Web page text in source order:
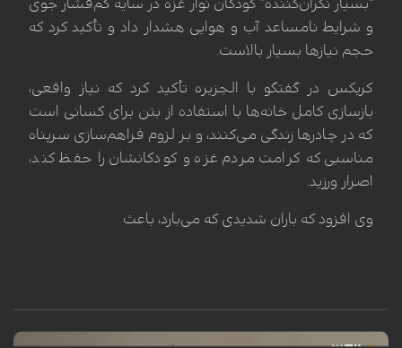
“بسیار نگران‌کننده” کودکان نوار غزه در سایه کم‌فشار جوی
و شرایط نامساعد آب و هوایی هشدار داد و تأکید کرد که
حجم نیازها بسیار بالاست.
کریکس در گفتگو با الجزیره تأکید کرد که نیاز واقعی،
بازسازی کامل خانه‌ها با استفاده از بتن برای کسانی است
که در چادرها زندگی می‌کنند، و بر لزوم فراهم‌سازی سرپناه
مناسبی که کرامت مردم غزه و کودکانشان را حفظ کند،
اصرار ورزید.
وی افزود که باران شدیدی که می‌بارد، باعث